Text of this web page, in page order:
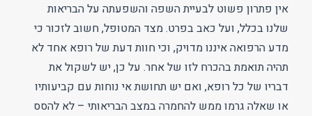
אין פתרון פשוט לבעיית השפה והשפעתה על הבריאות
שלנו בכלל, ועל כאב בפרט. מצד המטופל, חשוב לזכור כי
מדע הרפואה איננו מדויק, וכי חוות דעת של רופא אחד לא
תהיה תואמת בהכרח לזו של אחר. על כן, יש לשקול את
דבריו של כל רופא, ואם יש תחושת אי נוחות עם קביעותיו
או שאלה גרמו ממש להחמרה במצב הבריאותי – לא להסס